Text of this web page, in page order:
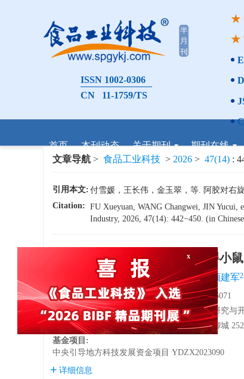
ISSN 1002-0306
CN 11-1759/TS
首页 本刊动态 关于期刊 期刊在线
文章导航 > 食品工业科技 > 2026 > 47(14) :
引用本文: 付雪媛，王长伟，金玉翠，等. 阿胶对右
Citation: FU Xueyuan, WANG Changwei, JIN
Industry, 2026, 47(14): 442−450. (in
阿胶对右旋糖酐诱导微循环障碍小
, 王长伟1 , , , 金玉翠2, 3, 顾建军
1.
青岛海洋生物医药研究院，山东青岛 266071
2.
东阿阿胶股份有限公司山东省胶类药物研究与
3.
国家胶类中药工程技术研究中心，山东聊城
基金项目:
中央引导地方科技发展资金项目 YDZX2023090
详细信息
x